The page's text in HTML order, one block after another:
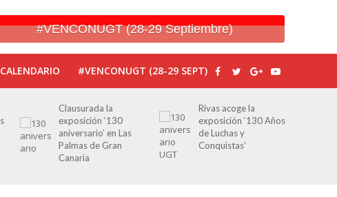
#VENCONUGT (28-29 Septiembre)
CALENDARIO #VENCONUGT (28-29 SEPT)
Rivas acoge la
exposición ‘130 Años
de Luchas y
Conquistas’
Javier Bueno, el
periodista asesinado
por Franco por sus
editoriales de prensa